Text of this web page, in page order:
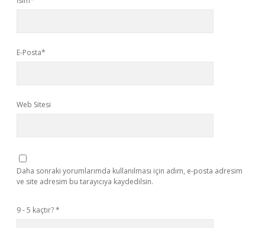
E-Posta*
Web Sitesi
Daha sonraki yorumlarımda kullanılması için adım, e-posta adresim
ve site adresim bu tarayıcıya kaydedilsin.
9 - 5 kaçtır?*